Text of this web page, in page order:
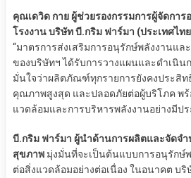
คุณเดวิด กาย ผู้ช่วยรองกรรมการผู้จัดกา
โรงงาน บริษัท บี.กริม ฟาร์มา (ประเทศไท
“มาตรการส่งเสริมการอนุรักษ์พลังงานแ
ของบริษัทฯ ได้รับการวางแผนและดำเนิน
มั่นใจว่าผลิตภัณฑ์ทุกรายการยังคงประสิ
คุณภาพสูงสุด และปลอดภัยต่อผู้บริโภค พร้
แวดล้อมและการบริหารพลังงานอย่างมีป
บี.กริม ฟาร์มา ผู้นำด้านการผลิตและจัดจ
สุขภาพ มุ่งมั่นที่จะเป็นต้นแบบการอนุรักษ์
ต่อสิ่งแวดล้อมอย่างต่อเนื่อง ในอนาคต บ